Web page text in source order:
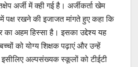
अर्जी में क्ही गई है। अर्जीकर्ता खेम
पक्ष रखने की इजाजत मांगते हुए कहा कि
का अहम हिस्सा है। इसका उद्देश्य यह
को योग्य शिक्षक पढ़ाएं और उन्हें
इसीलिए अल्पसंख्यक स्कूलों को टीईटी